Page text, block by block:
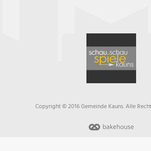
Copyright © 2016 Gemeinde Kauns. Alle